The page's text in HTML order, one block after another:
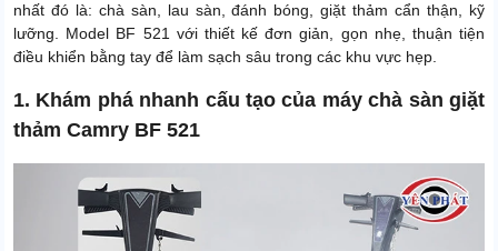
nhất đó là: chà sàn, lau sàn, đánh bóng, giặt thảm cẩn thận, kỹ
lưỡng. Model BF 521 với thiết kế đơn giản, gọn nhẹ, thuận tiện
điều khiển bằng tay để làm sạch sâu trong các khu vực hẹp.
1. Khám phá nhanh cấu tạo của máy chà sàn giặt
thảm Camry BF 521